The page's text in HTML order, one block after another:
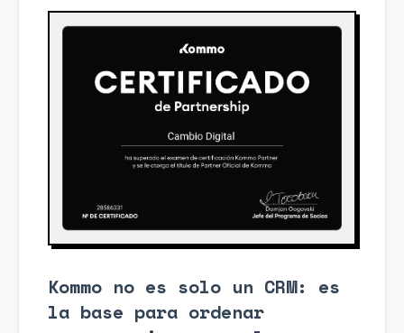
Kommo no es solo un CRM: es
la base para ordenar